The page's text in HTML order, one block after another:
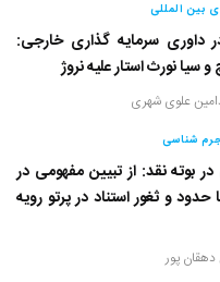
بین المللی
داوری سرمایه گذاری خارجی:
سیا نورث استار علیه نروژ
علوی شهری
شناسی
بوته نقد: از تبیین مفهومی در
و ثغور استناد در پرتو رویه
پور